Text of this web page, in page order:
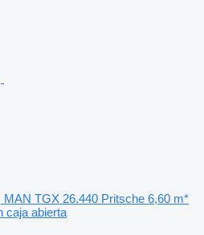
MAN TGX 26.440 Pritsche 6,60 m*
caja abierta